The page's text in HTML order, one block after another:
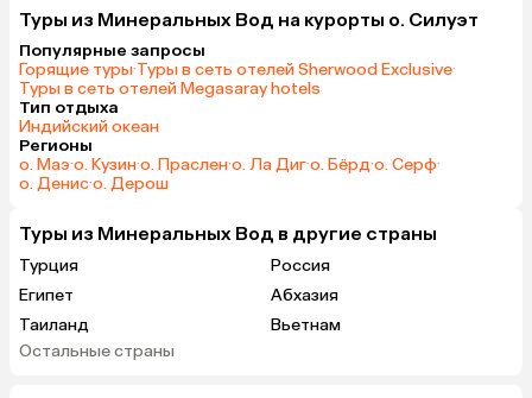
Туры из Минеральных Вод на курорты о. Силуэт
Популярные запросы
Горящие туры·Туры в сеть отелей Sherwood Exclusive·
Туры в сеть отелей Megasaray hotels
Тип отдыха
Индийский океан
Регионы
о. Маэ·о. Кузин·о. Праслен·о. Ла Диг·о. Бёрд·о. Серф·
о. Денис·о. Дерош
Туры из Минеральных Вод в другие страны
Турция
Россия
Египет
Абхазия
Таиланд
Вьетнам
ОАЭ
Остальные страны